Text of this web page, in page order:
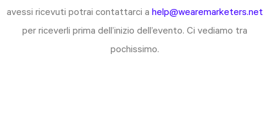
avessi ricevuti potrai contattarci a help@wearemarketers.net
per riceverli prima dell’inizio dell’evento. Ci vediamo tra
pochissimo.